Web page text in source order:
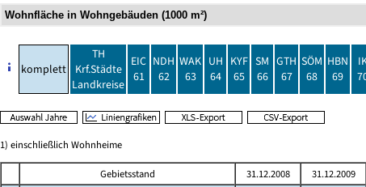
komplett
TH
Krf.Städte
Landkreise
EIC
61
NDH
62
WAK
63
UH
64
KYF
65
SM
66
GTH
67
SÖM
68
HBN
69
1) einschließlich Wohnheime
Gebietsstand 31.12.2008 31.12.2009